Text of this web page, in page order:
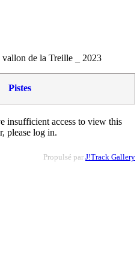
de la Treille _ 2023
Pistes
insufficient access to view this
please log in.
Propulsé par J!Track Gallery